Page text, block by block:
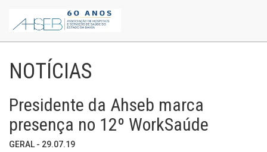
NOTÍCIAS
Presidente da Ahseb marca
presença no 12º WorkSaúde
GERAL - 29.07.19